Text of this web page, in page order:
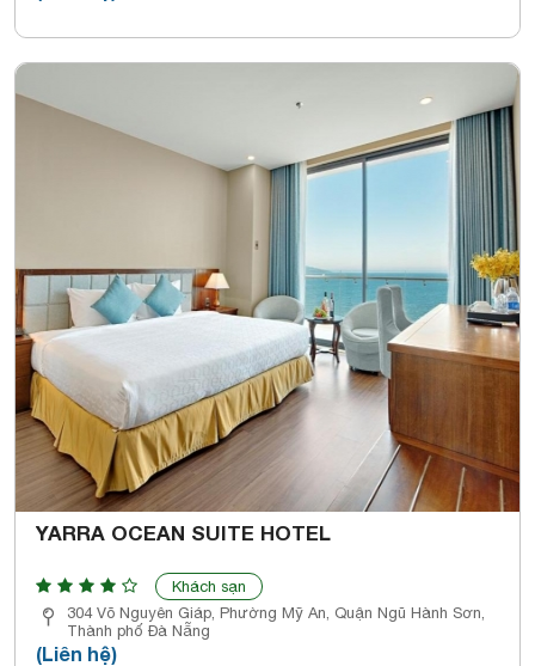
YARRA OCEAN SUITE HOTEL
Khách sạn
304 Võ Nguyên Giáp, Phường Mỹ An, Quận Ngũ Hành Sơn,
Thành phố Đà Nẵng
(Liên hệ)